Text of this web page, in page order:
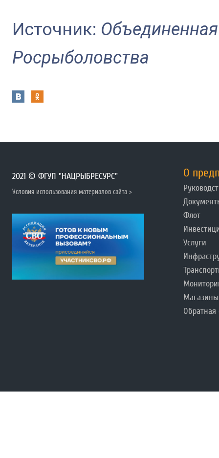
Источник:
Росрыболовства
2021 © ФГУП "НАЦРЫБРЕСУРС"
Условия использования материалов сайта >
О
Флот
Услуги
Магазины
Обратная